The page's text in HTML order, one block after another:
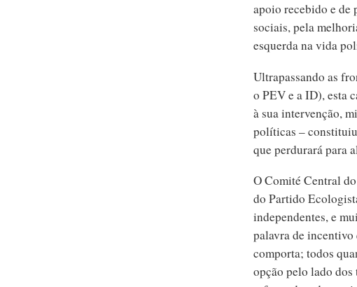
apoio recebido e de
sociais, pela
esquerda na vida
Ultrapassando as
o PEV e a ID), esta
à sua intervenção,
políticas –
que perdurará para
O Comité Central
do Partido
independentes, e
palavra de incentivo
comporta; todos
opção pelo lado dos